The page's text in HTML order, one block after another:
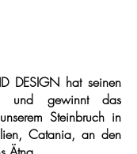
DESIGN hat seinen
und gewinnt das
Steinbruch in
Catania, an den